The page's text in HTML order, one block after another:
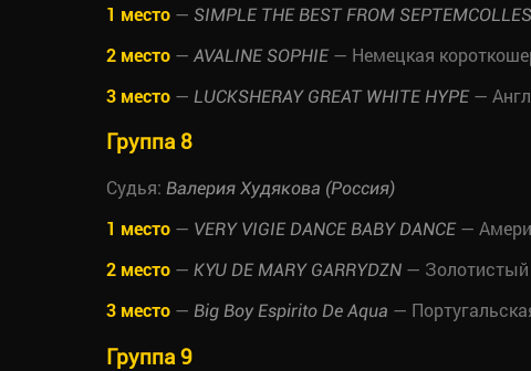
1 место — SIMPLE THE BEST FROM SEPTEMCOLLES
2 место — AVALINE SOPHIE — Немецкая
3 место — LUCKSHERAY GREAT WHITE HYPE —
Группа 8
Судья: Валерия Худякова (Россия)
1 место — VERY VIGIE DANCE BABY DANCE —
2 место — KYU DE MARY GARRYDZN — Золотистый
3 место — Big Boy Espirito De Aqua —
Группа 9